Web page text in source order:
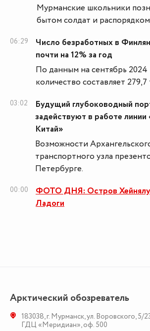
Мурманские школьники
бытом солдат и
06:29
Число безработных в
почти на 12% за год
По данным на сентябрь 2024
количество составляет 279,7
03:02
Будущий глубоководный
задействуют в работе линии
Китай»
Возможности
транспортного узла
Петербурге.
00:00
ФОТО ДНЯ: Остров
Ладоги
Арктический обозреватель
183038,г. Мурманск,ул. Воровского, 5/
ГДЦ «Меридиан», оф. 500